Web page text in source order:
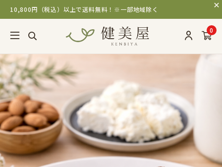
10,800円（税込）以上で送料無料！※一部地域除く
0